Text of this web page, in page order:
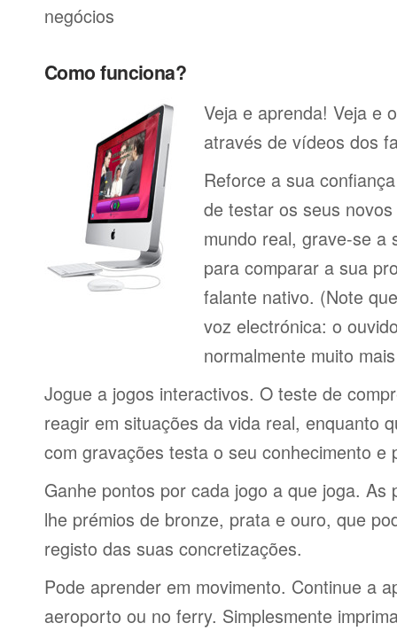
negócios
Como funciona?
Veja e aprenda! Veja e
através de vídeos dos
Reforce a sua
de testar os seus
mundo real, grave-se a
para comparar a sua
falante nativo. (Note
voz electrónica: o
normalmente muito
Jogue a jogos interactivos. O teste de
reagir em situações da vida real, enquanto
com gravações testa o seu conhecimento e
Ganhe pontos por cada jogo a que joga. As
lhe prémios de bronze, prata e ouro, que
registo das suas concretizações.
Pode aprender em movimento. Continue a
aeroporto ou no ferry. Simplesmente